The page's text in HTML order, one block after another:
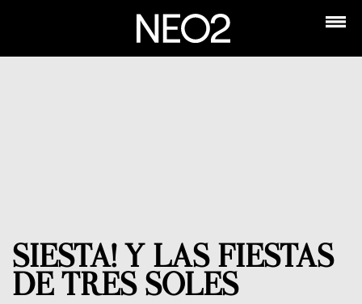
SIESTA! Y LAS FIESTAS
DE TRES SOLES